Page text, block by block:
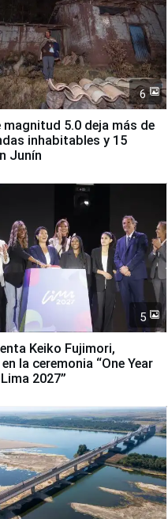
6
magnitud 5.0 deja más de
inhabitables y 15
Junín
5
Keiko Fujimori,
la ceremonia “One Year
2027”